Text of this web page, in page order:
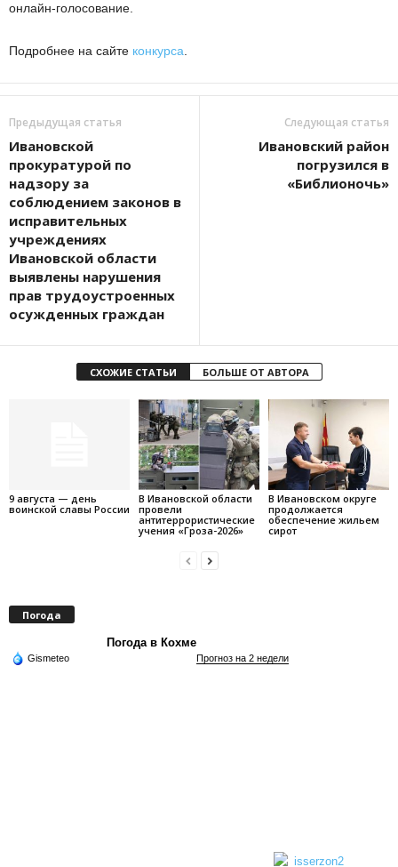
онлайн-голосование.
Подробнее на сайте конкурса
Предыдущая статья
Ивановской
прокуратурой по
надзору за
соблюдением законов в
исправительных
учреждениях
Ивановской области
выявлены нарушения
прав трудоустроенных
осужденных граждан
Следующая статья
Ивановский район
погрузился в
«Библионочь»
СХОЖИЕ СТАТЬИ БОЛЬШЕ ОТ АВТОРА
9 августа — день
воинской славы России
В Ивановской области
провели
антитеррористические
учения «Гроза-2026»
В Ивановском округе
продолжается
обеспечение жильем
сирот
Погода
Погода в Кохме
Gismeteo Прогноз на 2 недели